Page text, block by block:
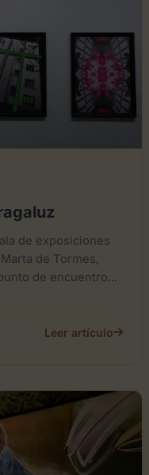
de exposiciones
de Tormes,
de encuentro...
Leer artículo